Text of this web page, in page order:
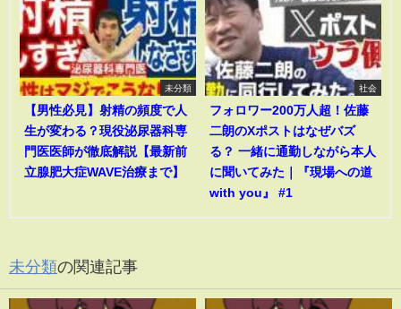
未分類
【男性必見】射精の頻度で人
生が変わる？現役泌尿器科専
門医医師が徹底解説【最新前
立腺肥大症WAVE治療まで】
社会
フォロワー200万人超！佐藤
二朗のXポストはなぜバズ
る？ 一緒に通勤しながら本人
に聞いてみた｜『現場への道
with you』 #1
未分類の関連記事